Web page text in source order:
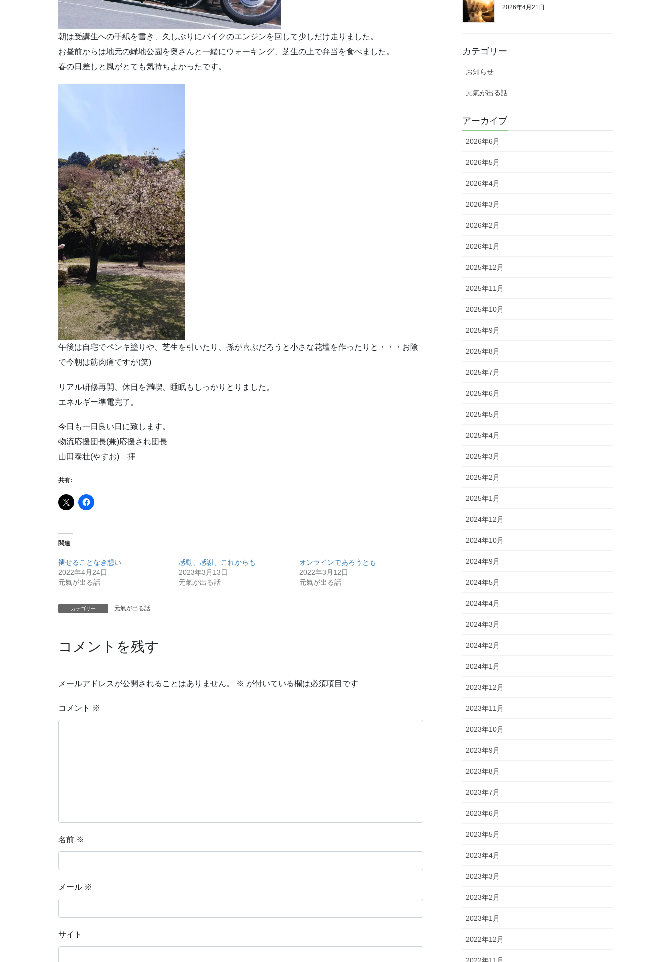
朝は受講生への手紙を書き、久しぶりにバイクのエンジンを回して少しだけ走りました。
お昼前からは地元の緑地公園を奥さんと一緒にウォーキング、芝生の上で弁当を食べました。
春の日差しと風がとても気持ちよかったです。
午後は自宅でペンキ塗りや、芝生を引いたり、孫が喜ぶだろうと小さな花壇を作ったりと・・・お陰
で今朝は筋肉痛ですが(笑)
リアル研修再開、休日を満喫、睡眠もしっかりとりました。
エネルギー準電完了。
今日も一日良い日に致します。
物流応援団長(兼)応援され団長
山田泰壮(やすお) 拝
共有:
関連
褪せることなき想い
2022年4月24日
元氣が出る話
感動、感謝、これからも
2023年3月13日
元氣が出る話
オンラインであろうとも
2022年3月12日
元氣が出る話
カテゴリー 元氣が出る話
コメントを残す
メールアドレスが公開されることはありません。 ※ が付いている欄は必須項目です
コメント ※
名前 ※
メール ※
サイト
2026年4月21日
カテゴリー
お知らせ
元氣が出る話
アーカイブ
2026年6月
2026年5月
2026年4月
2026年3月
2026年2月
2026年1月
2025年12月
2025年11月
2025年10月
2025年9月
2025年8月
2025年7月
2025年6月
2025年5月
2025年4月
2025年3月
2025年2月
2025年1月
2024年12月
2024年10月
2024年9月
2024年5月
2024年4月
2024年3月
2024年2月
2024年1月
2023年12月
2023年11月
2023年10月
2023年9月
2023年8月
2023年7月
2023年6月
2023年5月
2023年4月
2023年3月
2023年2月
2023年1月
2022年12月